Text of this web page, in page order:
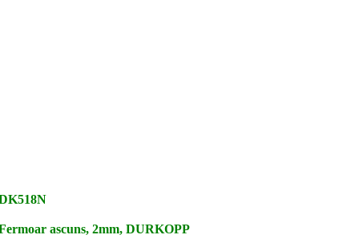
ascuns, 2mm, DURKOPP